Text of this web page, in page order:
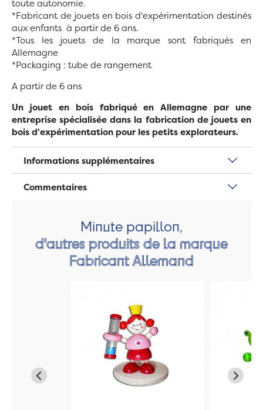
toute autonomie.
*Fabricant de jouets en bois d'expérimentation destinés
aux enfants à partir de 6 ans.
*Tous les jouets de la marque sont fabriqués en
Allemagne
*Packaging : tube de rangement
A partir de 6 ans
Un jouet en bois fabriqué en Allemagne par une
entreprise spécialisée dans la fabrication de jouets en
bois d'expérimentation pour les petits explorateurs.
Informations supplémentaires
Commentaires
Minute papillon,
d'autres produits de la marque
Fabricant Allemand